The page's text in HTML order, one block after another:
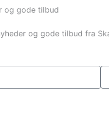
og gode tilbud
og gode tilbud fra
E-